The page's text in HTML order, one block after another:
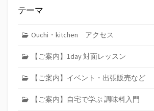
テーマ
Ouchi・kitchen アクセス
【ご案内】1day 対面レッスン
【ご案内】イベント・出張販売など
【ご案内】自宅で学ぶ 調味料入門